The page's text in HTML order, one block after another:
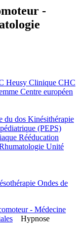
-
Heusy Clinique CHC
Centre européen
du dos Kinésithérapie
(PEPS)
Rééducation
Unité
Ondes de
- Médecine
Hypnose